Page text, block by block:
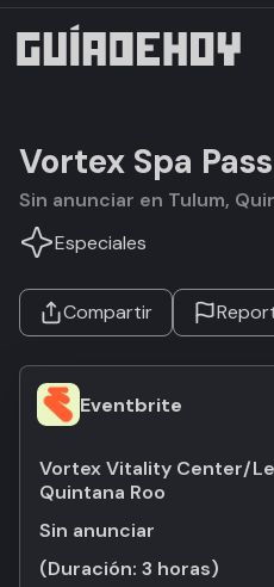
Vortex Spa Pass
Sin anunciar en Tulum,
Especiales
Compartir
Eventbrite
Vortex Vitality Center/
Quintana Roo
Sin anunciar
(Duración: 3 horas)